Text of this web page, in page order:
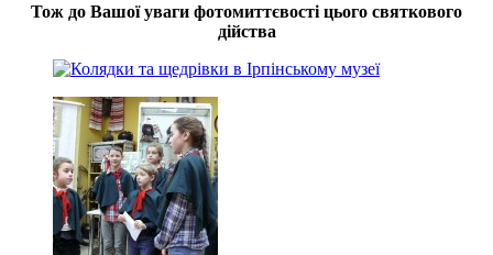
Тож до Вашої уваги фотомиттєвості цього святкового
дійства